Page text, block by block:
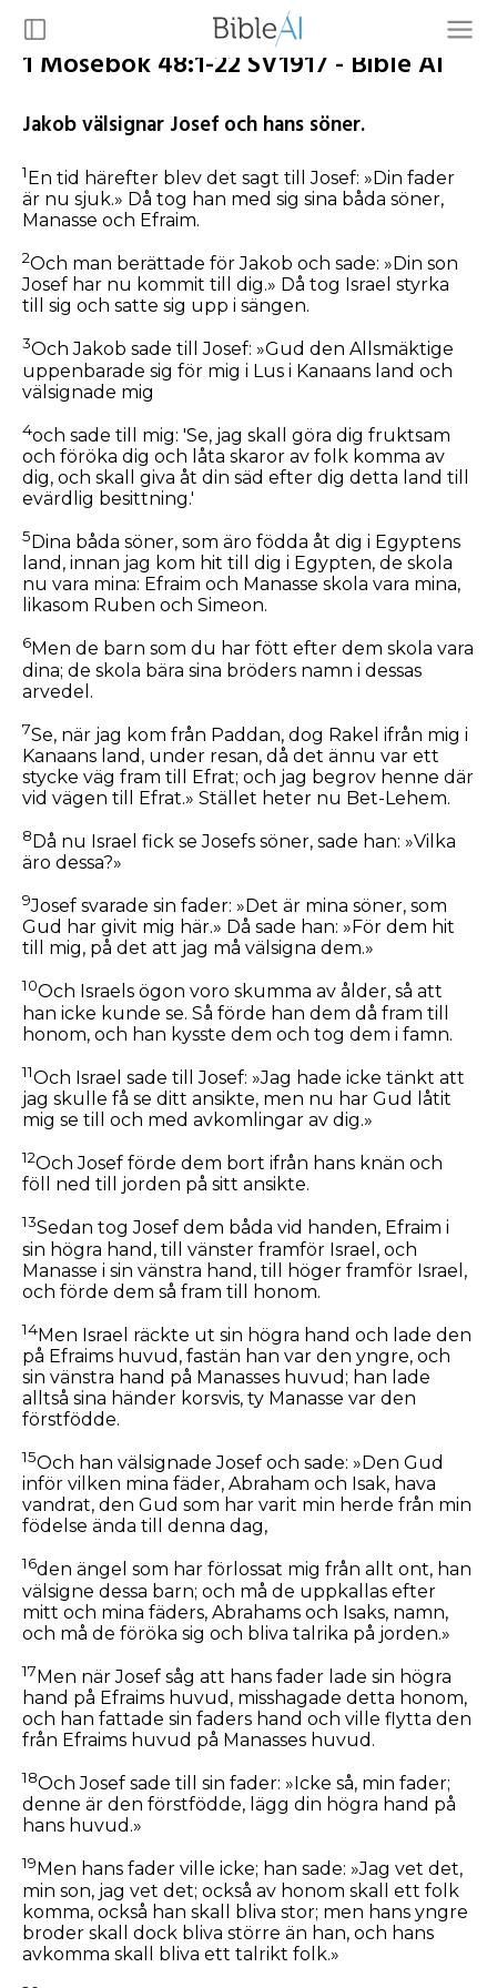
1 Mosebok 48:1-22 SV1917 - Bible AI
Jakob välsignar Josef och hans söner.
1En tid härefter blev det sagt till Josef: »Din fader
är nu sjuk.» Då tog han med sig sina båda söner,
Manasse och Efraim.
2Och man berättade för Jakob och sade: »Din son
Josef har nu kommit till dig.» Då tog Israel styrka
till sig och satte sig upp i sängen.
3Och Jakob sade till Josef: »Gud den Allsmäktige
uppenbarade sig för mig i Lus i Kanaans land och
välsignade mig
4och sade till mig: 'Se, jag skall göra dig fruktsam
och föröka dig och låta skaror av folk komma av
dig, och skall giva åt din säd efter dig detta land till
evärdlig besittning.'
5 Dina båda söner, som äro födda åt dig i Egyptens
land, innan jag kom hit till dig i Egypten, de skola
nu vara mina: Efraim och Manasse skola vara mina,
likasom Ruben och Simeon.
6Men de barn som du har fött efter dem skola vara
dina; de skola bära sina bröders namn i dessas
arvedel.
7Se, när jag kom från Paddan, dog Rakel ifrån mig i
Kanaans land, under resan, då det ännu var ett
stycke väg fram till Efrat; och jag begrov henne där
vid vägen till Efrat.» Stället heter nu Bet-Lehem.
8 Då nu Israel fick se Josefs söner, sade han: »Vilka
äro dessa?»
9Josef svarade sin fader: »Det är mina söner, som
Gud har givit mig här.» Då sade han: »För dem hit
till mig, på det att jag må välsigna dem.»
10Och Israels ögon voro skumma av ålder, så att
han icke kunde se. Så förde han dem då fram till
honom, och han kysste dem och tog dem i famn.
11Och Israel sade till Josef: »Jag hade icke tänkt att
jag skulle få se ditt ansikte, men nu har Gud låtit
mig se till och med avkomlingar av dig.»
12Och Josef förde dem bort ifrån hans knän och
föll ned till jorden på sitt ansikte.
13Sedan tog Josef dem båda vid handen, Efraim i
sin högra hand, till vänster framför Israel, och
Manasse i sin vänstra hand, till höger framför Israel,
och förde dem så fram till honom.
14Men Israel räckte ut sin högra hand och lade den
på Efraims huvud, fastän han var den yngre, och
sin vänstra hand på Manasses huvud; han lade
alltså sina händer korsvis, ty Manasse var den
förstfödde.
15Och han välsignade Josef och sade: »Den Gud
inför vilken mina fäder, Abraham och Isak, hava
vandrat, den Gud som har varit min herde från min
födelse ända till denna dag,
16den ängel som har förlossat mig från allt ont, han
välsigne dessa barn; och må de uppkallas efter
mitt och mina fäders, Abrahams och Isaks, namn,
och må de föröka sig och bliva talrika på jorden.»
17Men när Josef såg att hans fader lade sin högra
hand på Efraims huvud, misshagade detta honom,
och han fattade sin faders hand och ville flytta den
från Efraims huvud på Manasses huvud.
18Och Josef sade till sin fader: »Icke så, min fader;
denne är den förstfödde, lägg din högra hand på
hans huvud.»
19 Men hans fader ville icke; han sade: »Jag vet det,
min son, jag vet det; också av honom skall ett folk
komma, också han skall bliva stor; men hans yngre
broder skall dock bliva större än han, och hans
avkomma skall bliva ett talrikt folk.»